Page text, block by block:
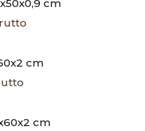
cm
cm
cm